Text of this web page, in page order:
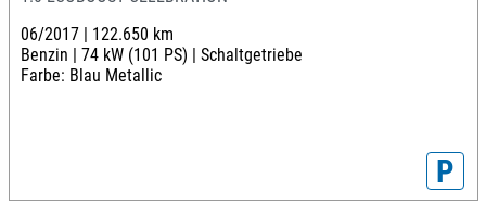
06/2017 | 122.650 km
Benzin | 74 kW (101 PS) | Schaltgetriebe
Farbe: Blau Metallic
P